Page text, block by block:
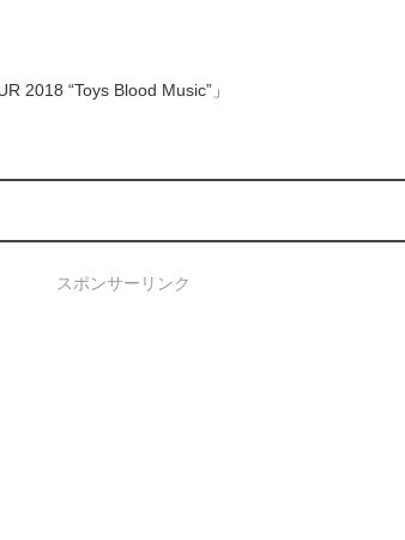
2018 “Toys Blood Music”」
スポンサーリンク